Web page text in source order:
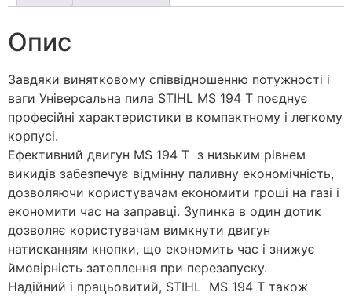
Опис
Завдяки винятковому співвідношенню потужності і
ваги Універсальна пила STIHL MS 194 T поєднує
професійні характеристики в компактному і легкому
корпусі.
Ефективний двигун MS 194 T з низьким рівнем
викидів забезпечує відмінну паливну економічність,
дозволяючи користувачам економити гроші на газі і
економити час на заправці. Зупинка в один дотик
дозволяє користувачам вимкнути двигун
натисканням кнопки, що економить час і знижує
ймовірність затоплення при перезапуску.
Надійний і працьовитий, STIHL MS 194 T також